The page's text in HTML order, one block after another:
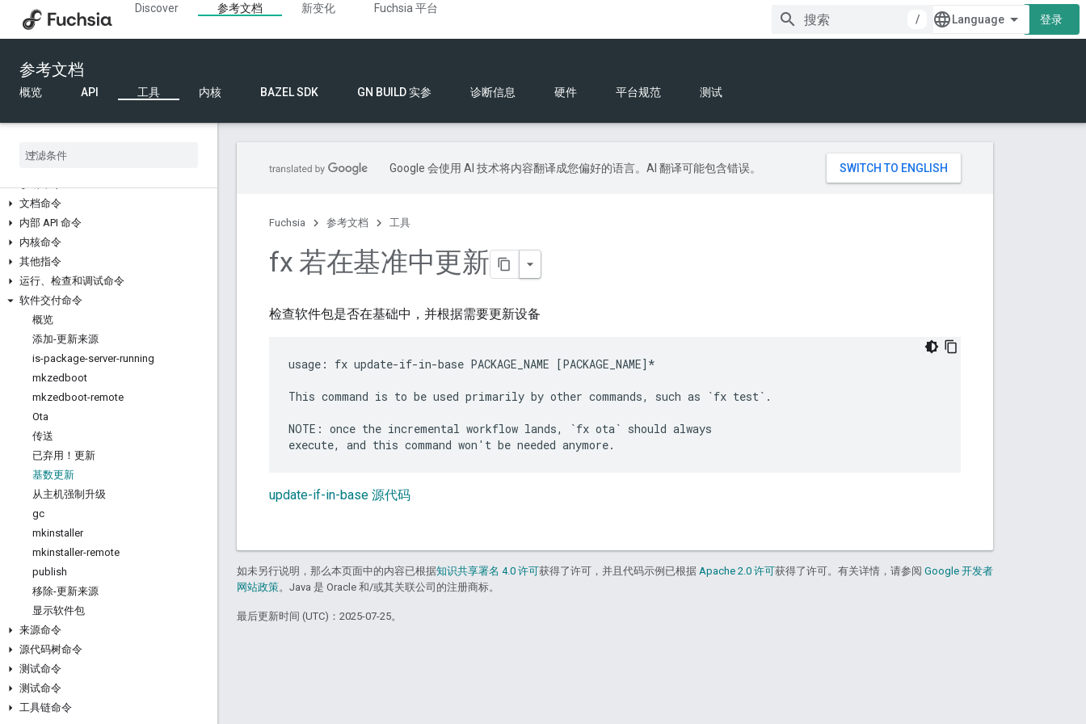
Discover 参考文档 新变化
Fuchsia 平台
/
登录
参考文档
概览 API 工具 内核 BAZEL SDK GN BUILD 实参 诊断信息 硬件 平台规范 测试
fx 开发者工具
fx 命令
构建命令
开发者工具命令
设备管理命令
文档命令
内部 API 命令
内核命令
其他指令
运行、检查和调试命令
软件交付命令
概览
添加-更新来源
is-package-server-running
mkzedboot
mkzedboot-remote
Ota
传送
已弃用！更新
基数更新
从主机强制升级
gc
mkinstaller
mkinstaller-remote
publish
移除-更新来源
显示软件包
来源命令
源代码树命令
测试命令
测试命令
工具链命令
Google 会使用 AI 技术将内容翻译成您偏好的语言。AI 翻译可能包含错误。
Fuchsia 参考文档 工具
fx 若在基准中更新
检查软件包是否在基础中，并根据需要更新设备
usage: fx update-if-in-base PACKAGE_NAME [PACKAGE_NAME]*
This command is to be used primarily by other commands, such as `fx test`.
NOTE: once the incremental workflow lands, `fx ota` should always
update-if-in-base 源代码
如未另行说明，那么本页面中的内容已根据知识共享署名 4.0 许可获得了许可，并且代码示例已根据 Apache 2.0 许可获得了许可。有关详情，请参阅 Google 开发者
网站政策。Java 是 Oracle 和/或其关联公司的注册商标。
最后更新时间 (UTC)：2025-07-25。